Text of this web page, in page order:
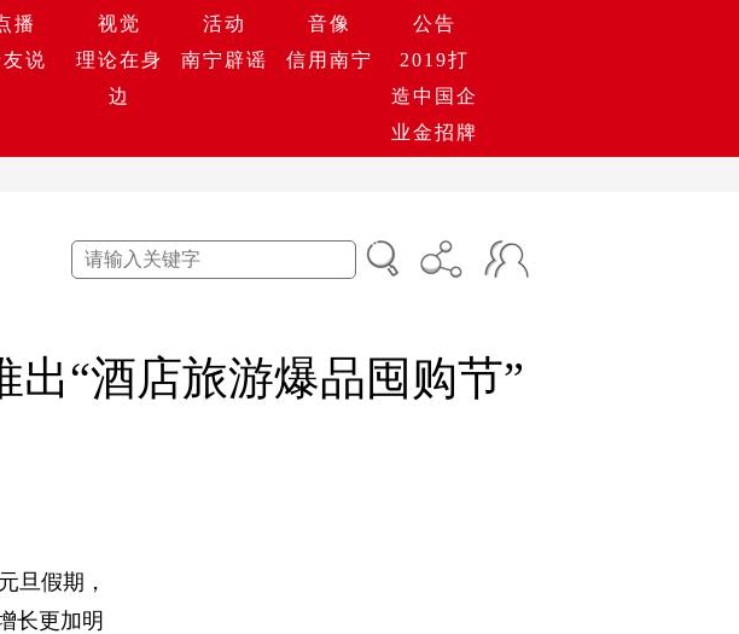
播 视觉 活动 音像
公告
说
理论在身
边
南宁辟谣 信用南宁
2019打
造中国企
业金招牌
“酒店旅游爆品囤购节”
旦假期，
长更加明